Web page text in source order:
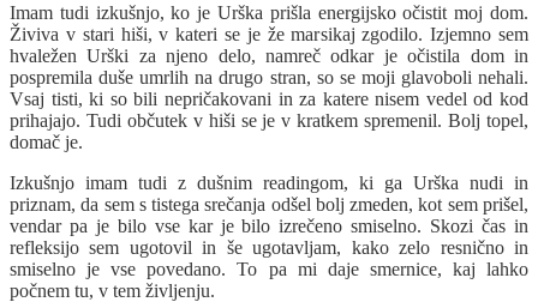
Imam tudi izkušnjo, ko je Urška prišla energijsko očistit moj dom.
Živiva v stari hiši, v kateri se je že marsikaj zgodilo. Izjemno sem
hvaležen Urški za njeno delo, namreč odkar je očistila dom in
pospremila duše umrlih na drugo stran, so se moji glavoboli nehali.
Vsaj tisti, ki so bili nepričakovani in za katere nisem vedel od kod
prihajajo. Tudi občutek v hiši se je v kratkem spremenil. Bolj topel,
domač je.
Izkušnjo imam tudi z dušnim readingom, ki ga Urška nudi in
priznam, da sem s tistega srečanja odšel bolj zmeden, kot sem prišel,
vendar pa je bilo vse kar je bilo izrečeno smiselno. Skozi čas in
refleksijo sem ugotovil in še ugotavljam, kako zelo resnično in
smiselno je vse povedano. To pa mi daje smernice, kaj lahko
počnem tu, v tem življenju.